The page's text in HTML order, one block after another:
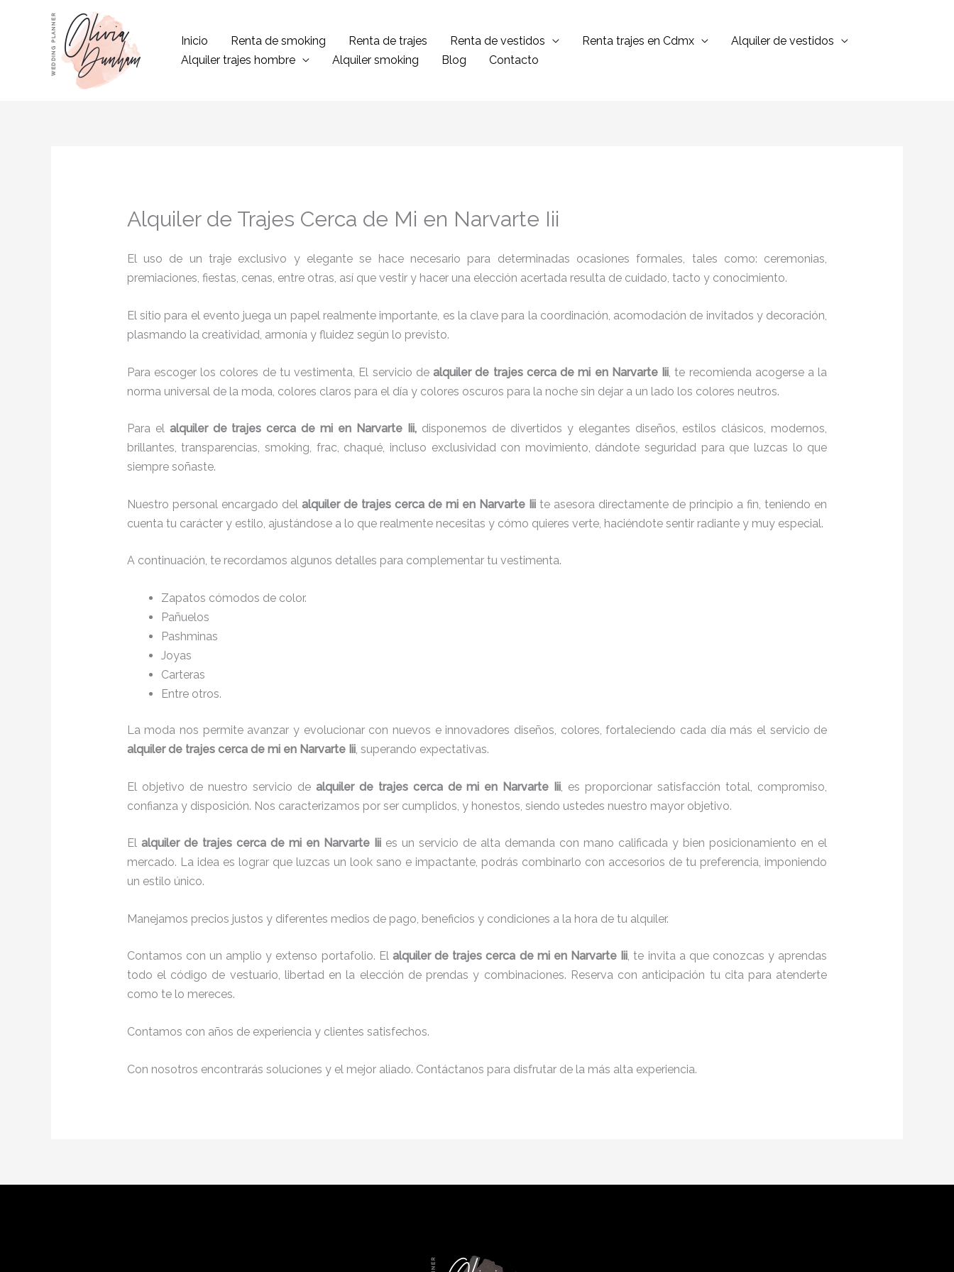
contenido
Inicio Renta de smoking Renta de trajes Renta de vestidos Renta trajes en Cdmx
Alquiler de vestidos
Alquiler trajes hombre
Alquiler smoking Blog Contacto
Alquiler de Trajes Cerca de Mi en Narvarte Iii
El uso de un traje exclusivo y elegante se hace necesario para determinadas ocasiones formales, tales como: ceremonias,
premiaciones, fiestas, cenas, entre otras, así que vestir y hacer una elección acertada resulta de cuidado, tacto y conocimiento.
El sitio para el evento juega un papel realmente importante, es la clave para la coordinación, acomodación de invitados y decoración,
plasmando la creatividad, armonía y fluidez según lo previsto.
Para escoger los colores de tu vestimenta, El servicio dealquiler de trajes cerca de mi en Narvarte Iii , te recomienda acogerse a la
norma universal de la moda, colores claros para el día y colores oscuros para la noche sin dejar a un lado los colores neutros.
Para el alquiler de trajes cerca de mi en Narvarte Iii, disponemos de divertidos y elegantes diseños, estilos clásicos, modernos,
brillantes, transparencias, smoking, frac, chaqué, incluso exclusividad con movimiento, dándote seguridad para que luzcas lo que
siempre soñaste.
Nuestro personal encargado del alquiler de trajes cerca de mien Narvarte Iii te asesora directamente de principio a fin, teniendo en
cuenta tu carácter y estilo, ajustándose a lo que realmente necesitas y cómo quieres verte, haciéndote sentir radiante y muy especial.
A continuación, te recordamos algunos detalles para complementar tu vestimenta.
Zapatos cómodos de color.
Pañuelos
Pashminas
Joyas
Carteras
Entre otros.
La moda nos permite avanzar y evolucionar con nuevos e innovadores diseños, colores, fortaleciendo cada día más el servicio de
alquiler de trajes cerca de mien Narvarte Iii, superando expectativas.
El objetivo de nuestro servicio de alquiler de trajes cerca de mi en Narvarte Iii , es proporcionar satisfacción total, compromiso,
confianza y disposición. Nos caracterizamos por ser cumplidos, y honestos, siendo ustedes nuestro mayor objetivo.
El alquiler de trajes cerca de mien Narvarte Iii es un servicio de alta demanda con mano calificada y bien posicionamiento en el
mercado. La idea es lograr que luzcas un look sano e impactante, podrás combinarlo con accesorios de tu preferencia, imponiendo
un estilo único.
Manejamos precios justos y diferentes medios de pago, beneficios y condiciones a la hora de tu alquiler.
Contamos con un amplio y extenso portafolio. El alquiler de trajes cerca de mi en Narvarte Iii, te invita a que conozcas y aprendas
todo el código de vestuario, libertad en la elección de prendas y combinaciones. Reserva con anticipación tu cita para atenderte
como te lo mereces.
Contamos con años de experiencia y clientes satisfechos.
Con nosotros encontrarás soluciones y el mejor aliado. Contáctanos para disfrutar de la más alta experiencia.